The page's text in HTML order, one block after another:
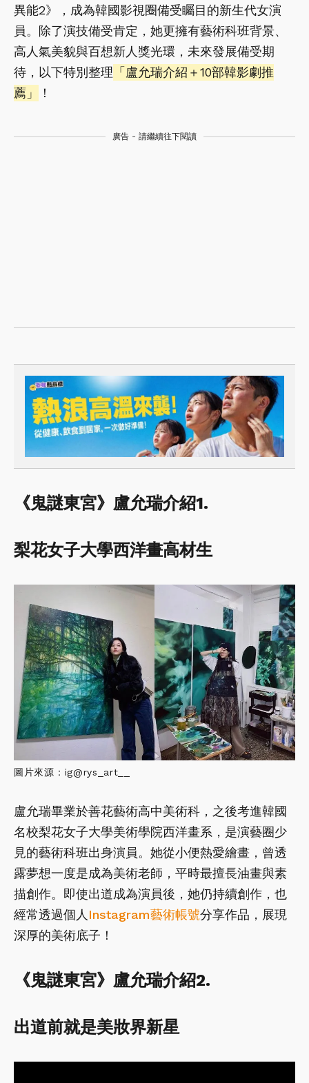
異能2》，成為韓國影視圈備受矚目的新生代女演
員。除了演技備受肯定，她更擁有藝術科班背景、
高人氣美貌與百想新人獎光環，未來發展備受期
待，以下特別整理 「盧允瑞介紹＋10部韓影劇推
薦」
！
廣告 - 請繼續往下閱讀
《鬼謎東宮》盧允瑞介紹1.
梨花女子大學西洋畫高材生
圖片來源：ig@rys_art__
盧允瑞畢業於善花藝術高中美術科，之後考進韓國
名校梨花女子大學美術學院西洋畫系，是演藝圈少
見的藝術科班出身演員。她從小便熱愛繪畫，曾透
露夢想一度是成為美術老師，平時最擅長油畫與素
描創作。即使出道成為演員後，她仍持續創作，也
經常透過個人 Instagram藝術帳號分享作品，展現
深厚的美術底子！
《鬼謎東宮》盧允瑞介紹2.
出道前就是美妝界新星